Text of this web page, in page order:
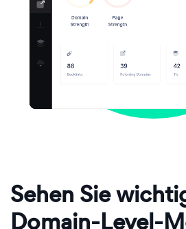
Sehen Sie
Domain-Level-